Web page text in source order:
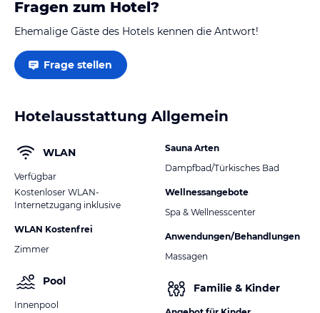
Fragen zum Hotel?
Ehemalige Gäste des Hotels kennen die Antwort!
Frage stellen
Hotelausstattung Allgemein
WLAN
Verfügbar
Kostenloser WLAN-
Internetzugang inklusive
WLAN Kostenfrei
Zimmer
Pool
Innenpool
Sauna Arten
Dampfbad/Türkisches Bad
Wellnessangebote
Spa & Wellnesscenter
Anwendungen/Behandlungen
Massagen
Familie & Kinder